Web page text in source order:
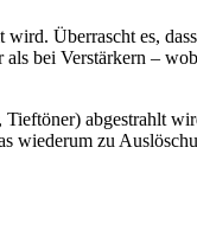
Überrascht es,
bei Verstärkern –
abgestrahlt
wiederum zu